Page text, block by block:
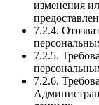
изменения
7.2.4.
7.2.5.
7.2.6.